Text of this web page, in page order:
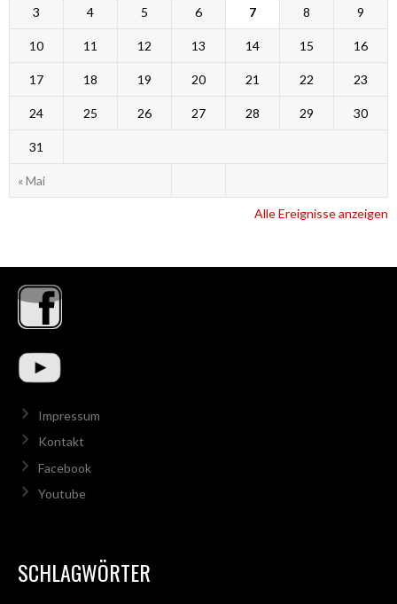
« Mai
3 4 5 6 7 8 9
10 11 12 13 14 15 16
17 18 19 20 21 22 23
24 25 26 27 28 29 30
31
Alle Ereignisse anzeigen
Impressum
Kontakt
Facebook
Youtube
SCHLAGWÖRTER